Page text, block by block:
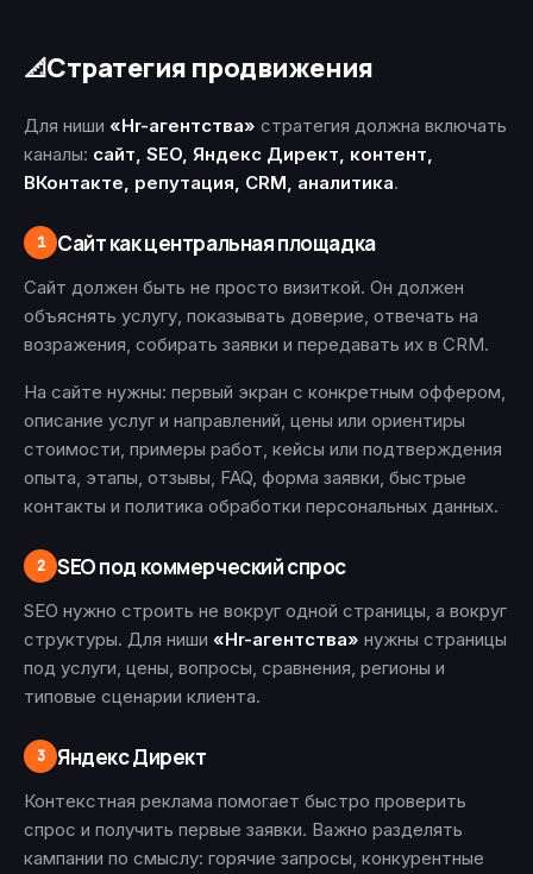
📐Стратегия продвижения
Для ниши «Hr-агентства» стратегия должна включать
каналы: сайт, SEO, Яндекс Директ, контент,
ВКонтакте, репутация, CRM, аналитика.
1 Сайт как центральная площадка
Сайт должен быть не просто визиткой. Он должен
объяснять услугу, показывать доверие, отвечать на
возражения, собирать заявки и передавать их в CRM.
На сайте нужны: первый экран с конкретным оффером,
описание услуг и направлений, цены или ориентиры
стоимости, примеры работ, кейсы или подтверждения
опыта, этапы, отзывы, FAQ, форма заявки, быстрые
контакты и политика обработки персональных данных.
2 SEO под коммерческий спрос
SEO нужно строить не вокруг одной страницы, а вокруг
структуры. Для ниши «Hr-агентства» нужны страницы
под услуги, цены, вопросы, сравнения, регионы и
типовые сценарии клиента.
3 Яндекс Директ
Контекстная реклама помогает быстро проверить
спрос и получить первые заявки. Важно разделять
кампании по смыслу: горячие запросы, конкурентные